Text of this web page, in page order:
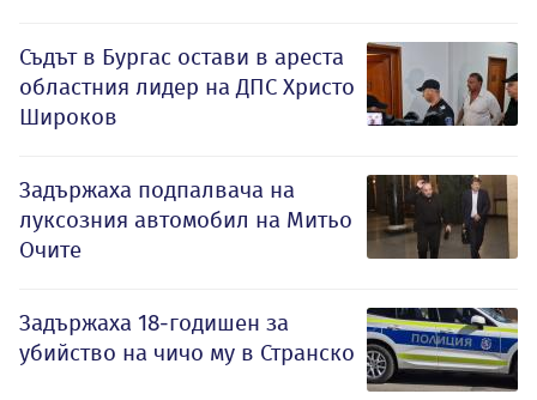
Съдът в Бургас остави в ареста
областния лидер на ДПС Христо
Широков
Задържаха подпалвача на
луксозния автомобил на Митьо
Очите
Задържаха 18-годишен за
убийство на чичо му в Странско